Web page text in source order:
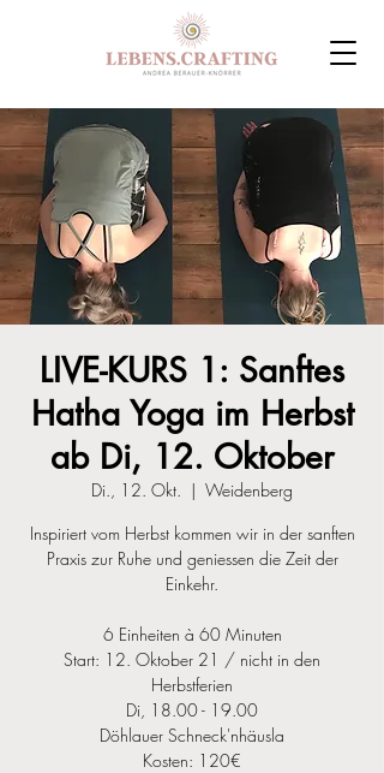
LIVE-KURS 1: Sanftes
Hatha Yoga im Herbst
ab Di, 12. Oktober
Di., 12. Okt.
  |
Weidenberg
Inspiriert vom Herbst kommen wir in der sanften
Praxis zur Ruhe und geniessen die Zeit der
Einkehr.
6 Einheiten à 60 Minuten
Start: 12. Oktober 21 / nicht in den
Herbstferien
Di, 18.00 - 19.00
Döhlauer Schneck'nhäusla
Kosten: 120€